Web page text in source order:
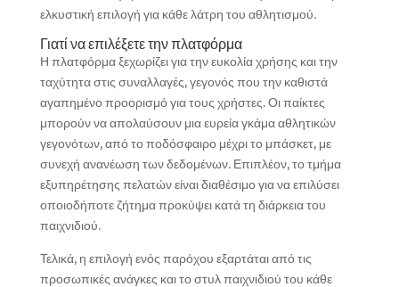
ελκυστική επιλογή για κάθε λάτρη του αθλητισμού.
Γιατί να επιλέξετε την πλατφόρμα
Η πλατφόρμα ξεχωρίζει για την ευκολία χρήσης και την
ταχύτητα στις συναλλαγές, γεγονός που την καθιστά
αγαπημένο προορισμό για τους χρήστες. Οι παίκτες
μπορούν να απολαύσουν μια ευρεία γκάμα αθλητικών
γεγονότων, από το ποδόσφαιρο μέχρι το μπάσκετ, με
συνεχή ανανέωση των δεδομένων. Επιπλέον, το τμήμα
εξυπηρέτησης πελατών είναι διαθέσιμο για να επιλύσει
οποιοδήποτε ζήτημα προκύψει κατά τη διάρκεια του
παιχνιδιού.
Τελικά, η επιλογή ενός παρόχου εξαρτάται από τις
προσωπικές ανάγκες και το στυλ παιχνιδιού του κάθε